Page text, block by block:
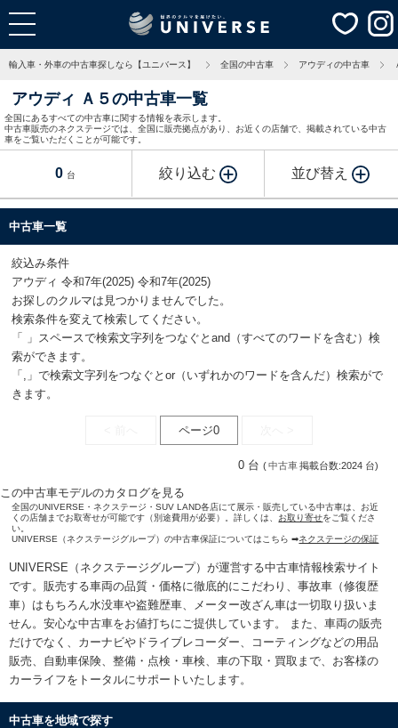
輸入車・外車の中古車探しなら【ユニバース】 全国の中古車 アウディの中古車
アウディ Ａ５の中古車一覧
全国にあるすべての中古車に関する情報を表示します。
中古車販売のネクステージでは、全国に販売拠点があり、お近くの店舗で、掲載されている中古
車をご覧いただくことが可能です。
0 台 絞り込む 並び替え
中古車一覧
絞込み条件
アウディ 令和7年(2025) 令和7年(2025)
お探しのクルマは見つかりませんでした。
検索条件を変えて検索してください。
「 」スペースで検索文字列をつなぐとand（すべてのワードを含む）検
索ができます。
「,」で検索文字列をつなぐとor（いずれかのワードを含んだ）検索がで
きます。
ページ0
0 台 (中古車掲載台数:2024 台)
この中古車モデルのカタログを見る
全国のUNIVERSE・ネクステージ・SUV LAND各店にて展示・販売している中古車は、お近
くの店舗までお取寄せが可能です（別途費用が必要）。詳しくは、 お取り寄せをご覧くださ
い。
UNIVERSE（ネクステージグループ）の中古車保証についてはこちら ➡ネクステージの保証
UNIVERSE（ネクステージグループ）が運営する中古車情報検索サイト
です。販売する車両の品質・価格に徹底的にこだわり、事故車（修復歴
車）はもちろん水没車や盗難歴車、メーター改ざん車は一切取り扱いま
せん。安心な中古車をお値打ちにご提供しています。 また、車両の販売
だけでなく、カーナビやドライブレコーダー、コーティングなどの用品
販売、自動車保険、整備・点検・車検、車の下取・買取まで、お客様の
カーライフをトータルにサポートいたします。
中古車を地域で探す